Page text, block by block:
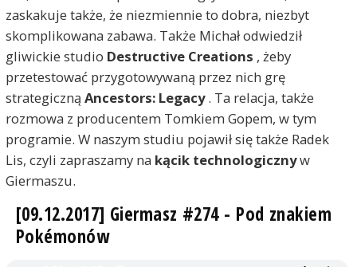
zaskakuje także, że niezmiennie to dobra, niezbyt
skomplikowana zabawa. Także Michał odwiedził
gliwickie studio Destructive Creations , żeby
przetestować przygotowywaną przez nich grę
strategiczną Ancestors: Legacy. Ta relacja, także
rozmowa z producentem Tomkiem Gopem, w tym
programie. W naszym studiu pojawił się także Radek
Lis, czyli zapraszamy na kącik technologicznyw
Giermaszu.
[09.12.2017] Giermasz #274 - Pod znakiem
Pokémonów